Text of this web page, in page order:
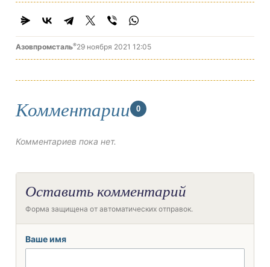
Азовпромсталь®29 ноября 2021 12:05
Комментарии 0
Комментариев пока нет.
Оставить комментарий
Форма защищена от автоматических отправок.
Ваше имя